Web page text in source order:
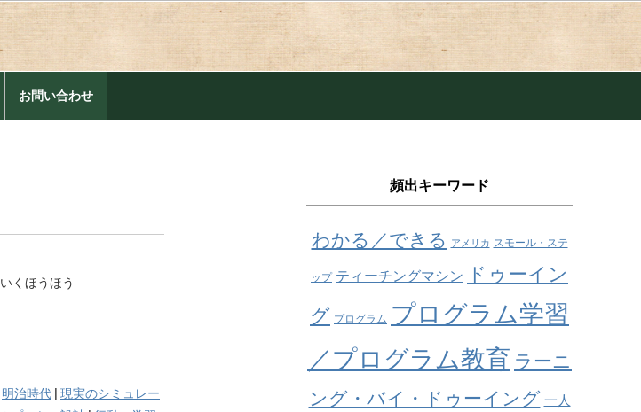
お問い合わせ
くほうほう
明治時代
現実のシミュレー
頻出キーワード
わかる／できる アメリカ スモール・ステ
ップ ティーチングマシン
ドゥーイン
グ プログラム プログラム学習
／プログラム教育 ラーニ
ング・バイ・ドゥーイング 一人